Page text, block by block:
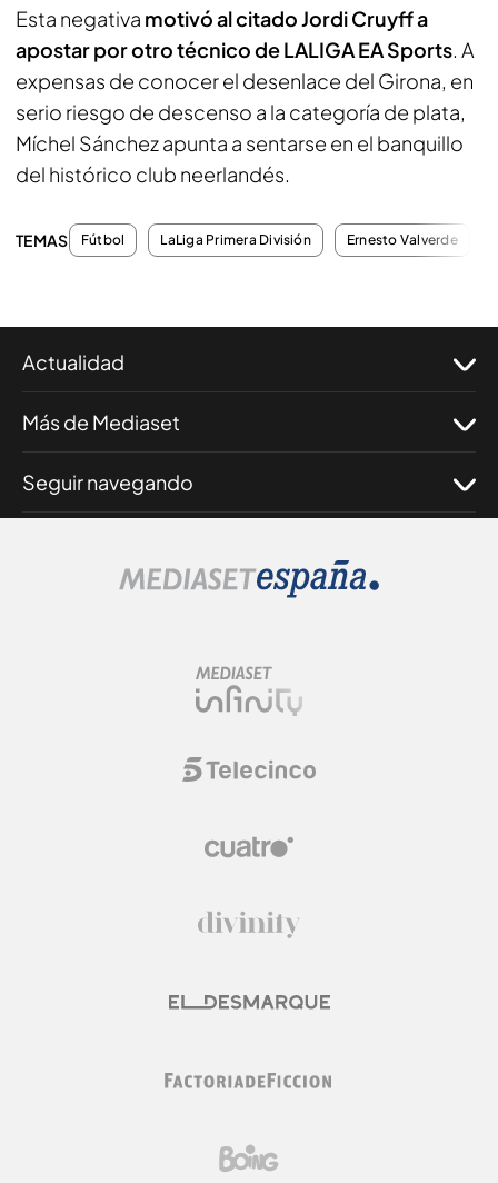
Esta negativa motivó al citado Jordi Cruyff a
apostar por otro técnico de LALIGA EA Sports. A
expensas de conocer el desenlace del Girona, en
serio riesgo de descenso a la categoría de plata,
Míchel Sánchez apunta a sentarse en el banquillo
del histórico club neerlandés.
TEMAS Fútbol LaLiga Primera División Ernesto Valverde
Actualidad
Más de Mediaset
Seguir navegando